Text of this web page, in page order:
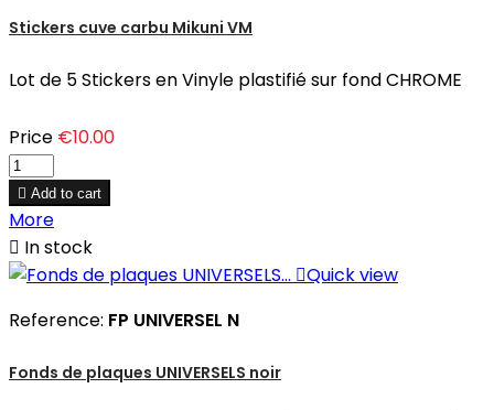
Stickers cuve carbu Mikuni VM
Lot de 5 Stickers en Vinyle plastifié sur fond CHROME
Price €10.00
 Add to cart
More
 In stock
Quick view
Reference: FP UNIVERSEL N
Fonds de plaques UNIVERSELS noir